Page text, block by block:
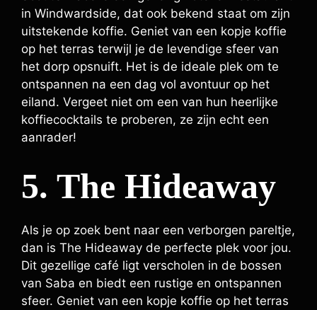
in Windwardside, dat ook bekend staat om zijn
uitstekende koffie. Geniet van een kopje koffie
op het terras terwijl je de levendige sfeer van
het dorp opsnuift. Het is de ideale plek om te
ontspannen na een dag vol avontuur op het
eiland. Vergeet niet om een van hun heerlijke
koffiecocktails te proberen, ze zijn echt een
aanrader!
5. The Hideaway
Als je op zoek bent naar een verborgen pareltje,
dan is The Hideaway de perfecte plek voor jou.
Dit gezellige café ligt verscholen in de bossen
van Saba en biedt een rustige en ontspannen
sfeer. Geniet van een kopje koffie op het terras